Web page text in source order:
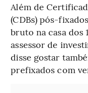
Além de
(CDBs) pós-
bruto na casa dos
assessor de
disse gostar
prefixados com